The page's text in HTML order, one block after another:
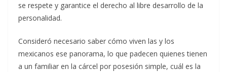
se respete y garantice el derecho al libre desarrollo de la
personalidad.
Consideró necesario saber cómo viven las y los
mexicanos ese panorama, lo que padecen quienes tienen
a un familiar en la cárcel por posesión simple, cuál es la